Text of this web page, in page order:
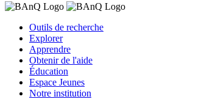
Outils de recherche
Explorer
Apprendre
Obtenir de l'aide
Éducation
Espace Jeunes
Notre institution